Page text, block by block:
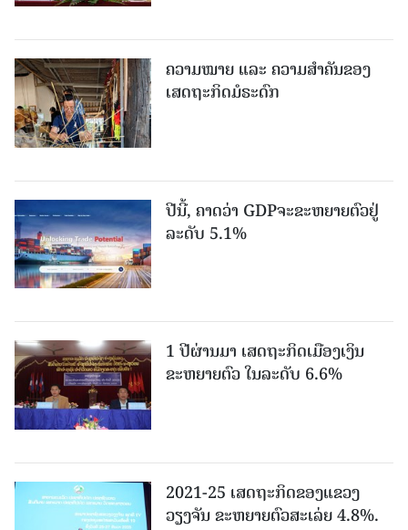
ຄວາມໝາຍ ແລະ ຄວາມສໍາຄັນຂອງ
ເສດຖະກິດມໍຣະດົກ
ປີນີ້, ຄາດວ່າ GDPຈະຂະຫຍາຍຕົວຢູ່
ລະດັບ 5.1%
1 ປີຜ່ານມາ ເສດຖະກິດເມືອງເງິນ
ຂະຫຍາຍຕົວ ໃນລະດັບ 6.6%
2021-25 ເສດຖະກິດຂອງແຂວງ
ວຽງຈັນ ຂະຫຍາຍຕົວສະເລ່ຍ 4.8%.